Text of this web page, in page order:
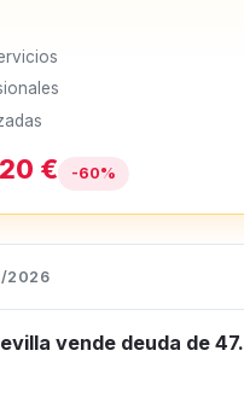
€ -60%
2026
vende deuda de